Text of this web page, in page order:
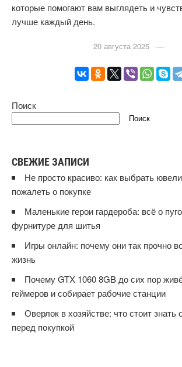
которые помогают вам выглядеть и
лучше каждый день.
20 августа 2025 —
Поиск
Поиск
СВЕЖИЕ ЗАПИСИ
Не просто красиво: как выбрать
пожалеть о покупке
Маленькие герои гардероба: всё о
фурнитуре для шитья
Игры онлайн: почему они так прочно
жизнь
Почему GTX 1060 8GB до сих пор
геймеров и собирает рабочие станции
Оверлок в хозяйстве: что стоит знать
перед покупкой